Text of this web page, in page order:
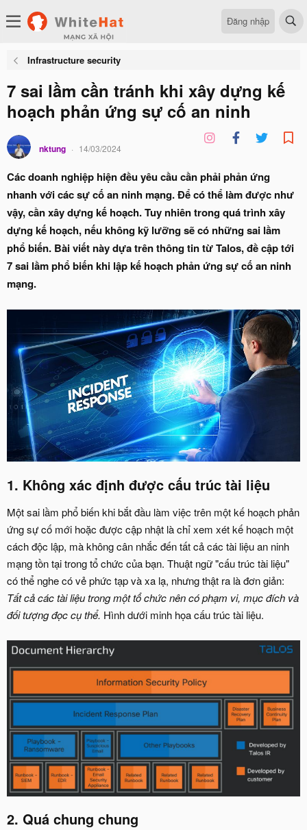
Đăng nhập
Infrastructure security
7 sai lầm cần tránh khi xây dựng kế
hoạch phản ứng sự cố an ninh
nktung 14/03/2024
Các doanh nghiệp hiện đều yêu cầu cần phải phản ứng
nhanh với các sự cố an ninh mạng. Để có thể làm được như
vậy, cần xây dựng kế hoạch. Tuy nhiên trong quá trình xây
dựng kế hoạch, nếu không kỹ lưỡng sẽ có những sai lầm
phổ biến. Bài viết này dựa trên thông tin từ Talos, đề cập tới
7 sai lầm phổ biến khi lập kế hoạch phản ứng sự cố an ninh
mạng.
1. Không xác định được cấu trúc tài liệu​
Một sai lầm phổ biến khi bắt đầu làm việc trên một kế hoạch phản
ứng sự cố mới hoặc được cập nhật là chỉ xem xét kế hoạch một
cách độc lập, mà không cân nhắc đến tất cả các tài liệu an ninh
mạng tồn tại trong tổ chức của bạn. Thuật ngữ "cấu trúc tài liệu"
có thể nghe có vẻ phức tạp và xa lạ, nhưng thật ra là đơn giản:
Tất cả các tài liệu trong một tổ chức nên có phạm vi, mục đích và
đối tượng đọc cụ thể. Hình dưới minh họa cấu trúc tài liệu.
2. Quá chung chung​